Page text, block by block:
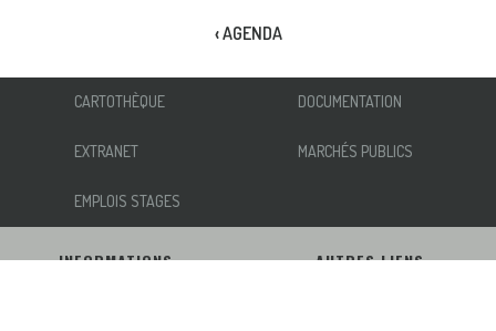
‹ AGENDA
CARTOTHÈQUE DOCUMENTATION
EXTRANET MARCHÉS PUBLICS
EMPLOIS STAGES
INFORMATIONS AUTRES LIENS